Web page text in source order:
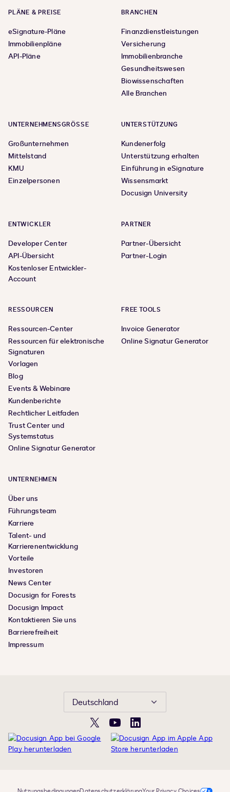
PLÄNE & PREISE
eSignature-Pläne
Immobilienpläne
API-Pläne
BRANCHEN
Finanzdienstleistungen
Versicherung
Immobilienbranche
Gesundheitswesen
Biowissenschaften
Alle Branchen
UNTERNEHMENSGRÖSSE
Großunternehmen
Mittelstand
KMU
Einzelpersonen
UNTERSTÜTZUNG
Kundenerfolg
Unterstützung erhalten
Einführung in eSignature
Wissensmarkt
Docusign University
ENTWICKLER
Developer Center
API-Übersicht
Kostenloser Entwickler-
Account
PARTNER
Partner-Übersicht
Partner-Login
RESSOURCEN
Ressourcen-Center
Ressourcen für elektronische
Signaturen
Vorlagen
Blog
Events & Webinare
Kundenberichte
Rechtlicher Leitfaden
Trust Center und
Systemstatus
Online Signatur Generator
FREE TOOLS
Invoice Generator
Online Signatur Generator
UNTERNEHMEN
Über uns
Führungsteam
Karriere
Talent- und
Karrierenentwicklung
Vorteile
Investoren
News Center
Docusign for Forests
Docusign Impact
Kontaktieren Sie uns
Barrierefreiheit
Impressum
Deutschland
X YouTubeLinkedIn